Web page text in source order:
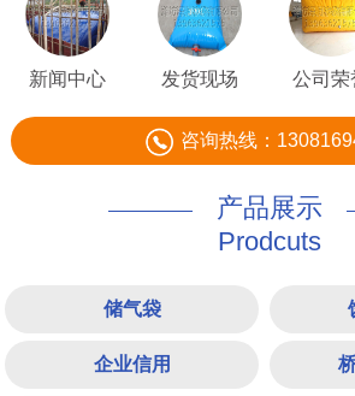
新闻中心 发货现场 公司荣
咨询热线：
产品展示
Prodcuts
储气袋
企业信用